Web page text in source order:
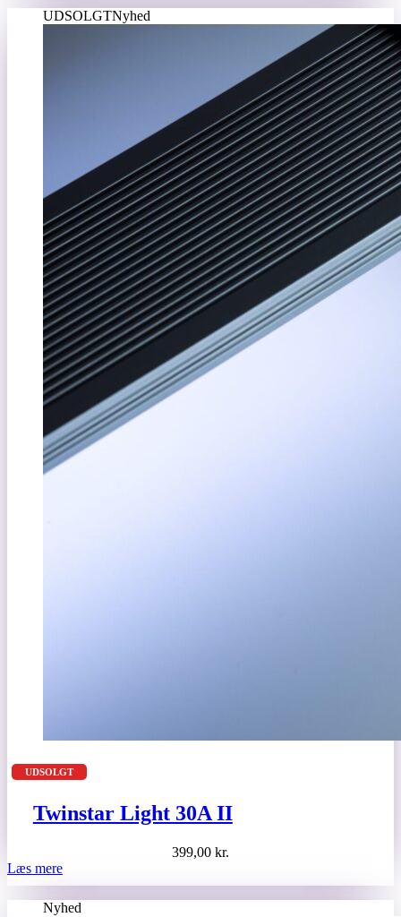
UDSOLGTNyhed
UDSOLGT
Twinstar Light 30A II
399,00 kr.
Læs mere
Nyhed